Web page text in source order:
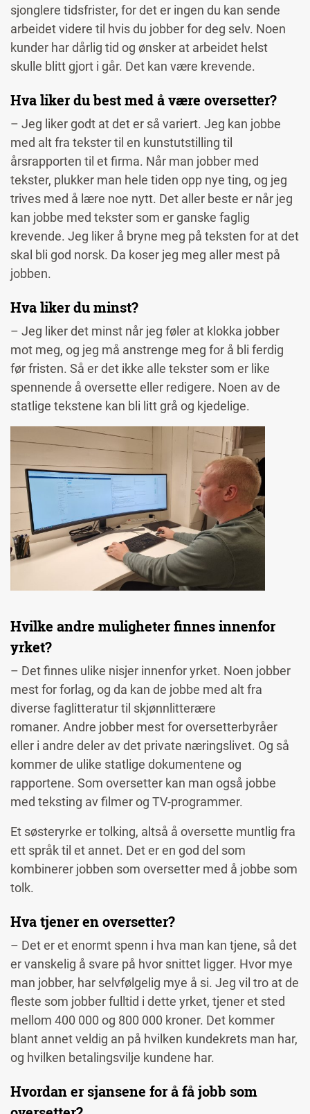
sjonglere tidsfrister, for det er ingen du kan sende
arbeidet videre til hvis du jobber for deg selv. Noen
kunder har dårlig tid og ønsker at arbeidet helst
skulle blitt gjort i går. Det kan være krevende.
Hva liker du best med å være oversetter?
– Jeg liker godt at det er så variert. Jeg kan jobbe
med alt fra tekster til en kunstutstilling til
årsrapporten til et firma. Når man jobber med
tekster, plukker man hele tiden opp nye ting, og jeg
trives med å lære noe nytt. Det aller beste er når jeg
kan jobbe med tekster som er ganske faglig
krevende. Jeg liker å bryne meg på teksten for at det
skal bli god norsk. Da koser jeg meg aller mest på
jobben.
Hva liker du minst?
– Jeg liker det minst når jeg føler at klokka jobber
mot meg, og jeg må anstrenge meg for å bli ferdig
før fristen. Så er det ikke alle tekster som er like
spennende å oversette eller redigere. Noen av de
statlige tekstene kan bli litt grå og kjedelige.
Hvilke andre muligheter finnes innenfor
yrket?
– Det finnes ulike nisjer innenfor yrket. Noen jobber
mest for forlag, og da kan de jobbe med alt fra
diverse faglitteratur til skjønnlitterære
romaner. Andre jobber mest for oversetterbyråer
eller i andre deler av det private næringslivet. Og så
kommer de ulike statlige dokumentene og
rapportene. Som oversetter kan man også jobbe
med teksting av filmer og TV-programmer.
Et søsteryrke er tolking, altså å oversette muntlig fra
ett språk til et annet. Det er en god del som
kombinerer jobben som oversetter med å jobbe som
tolk.
Hva tjener en oversetter?
– Det er et enormt spenn i hva man kan tjene, så det
er vanskelig å svare på hvor snittet ligger. Hvor mye
man jobber, har selvfølgelig mye å si. Jeg vil tro at de
fleste som jobber fulltid i dette yrket, tjener et sted
mellom 400 000 og 800 000 kroner. Det kommer
blant annet veldig an på hvilken kundekrets man har,
og hvilken betalingsvilje kundene har.
Hvordan er sjansene for å få jobb som